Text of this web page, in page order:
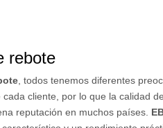
rebote
, todos tenemos diferentes
cliente, por lo que la calidad
reputación en muchos países.